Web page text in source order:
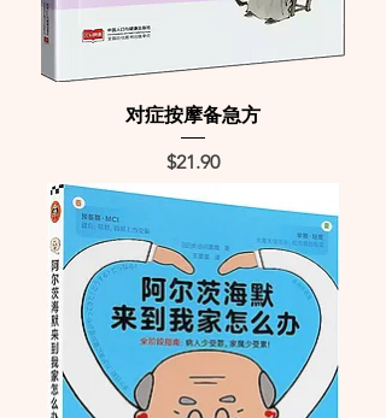
对症按摩备急方
Price
$21.90